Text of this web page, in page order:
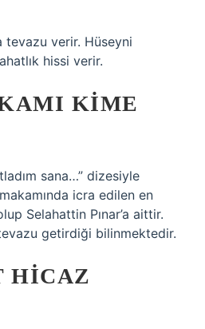
tevazu verir. Hüseyni
hissi verir.
KIME
sana…” dizesiyle
icra edilen en
Selahattin Pınar’a aittir.
getirdiği bilinmektedir.
HICAZ